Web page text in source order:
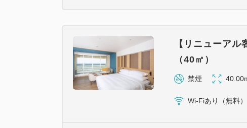
【リニューア
（40㎡）
禁煙
Wi-Fiあり（無料）